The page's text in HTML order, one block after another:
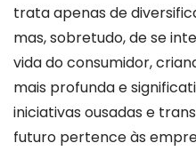
trata apenas de
mas, sobretudo, de se
vida do consumidor,
mais profunda e
iniciativas ousadas e
futuro pertence às